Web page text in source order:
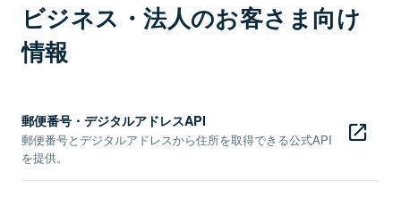
ビジネス・法人のお客さま向け
情報
郵便番号・デジタルアドレスAPI
郵便番号とデジタルアドレスから住所を取得できる公式API
を提供。